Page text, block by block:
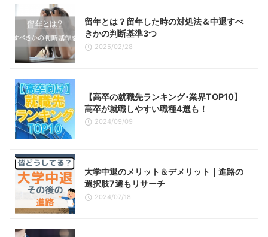
留年とは？留年した時の対処法＆中退すべ
きかの判断基準3つ
2025/02/28
【高卒の就職先ランキング･業界TOP10】
高卒が就職しやすい職種4選も！
2024/09/09
大学中退のメリット＆デメリット｜進路の
選択肢7選もリサーチ
2024/07/18